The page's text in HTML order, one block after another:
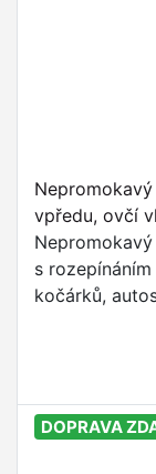
vpředu, ovčí
s
kočárků,
DOPRAVA